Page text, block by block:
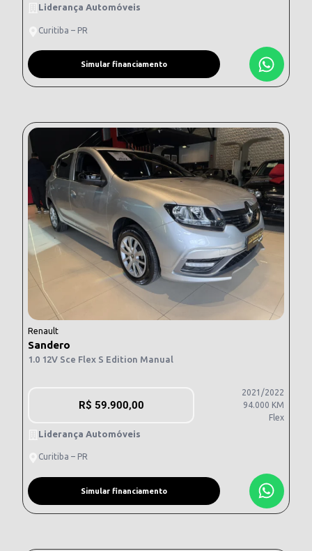
Liderança Automóveis
Curitiba – PR
Simular financiamento
Renault
Sandero
1.0 12V Sce Flex S Edition Manual
R$ 59.900,00
2021/2022
94.000 KM
Flex
Liderança Automóveis
Curitiba – PR
Simular financiamento